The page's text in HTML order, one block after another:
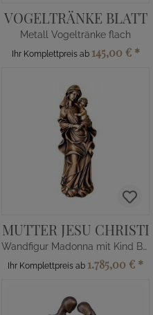
VOGELTRÄNKE BLATT
Metall Vogeltränke flach
Ihr Komplettpreis ab 145,00 € *
MUTTER JESU CHRISTI
Wandfigur Madonna mit Kind Bronze
Ihr Komplettpreis ab 1.785,00 € *